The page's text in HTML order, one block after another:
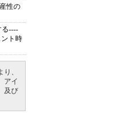
性の
る----
ント時
、
アイ
及び